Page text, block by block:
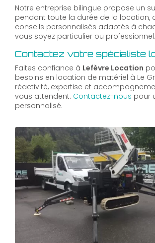
Notre entreprise bilingue propose un
pendant toute la durée de la location,
conseils personnalisés adaptés à
vous soyez particulier ou professionnel.
Contactez votre spécialiste
Faites confiance à Lefèvre Location
besoins en location de matériel à Le
réactivité, expertise et
vous attendent. Contactez-nous pour
personnalisé.